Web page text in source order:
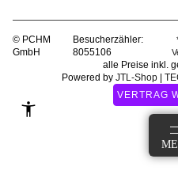
© PCHM
GmbH
Besucherzähler:
8055106
alle Preise inkl.
Powered by JTL-Shop
VERTRAG